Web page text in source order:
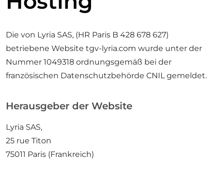
Die von Lyria SAS, (HR Paris B 428 678 627)
betriebene Website tgv-lyria.com wurde unter der
Nummer 1049318 ordnungsgemäß bei der
französischen Datenschutzbehörde CNIL gemeldet.
Herausgeber der Website
Lyria SAS,
25 rue Titon
75011 Paris (Frankreich)